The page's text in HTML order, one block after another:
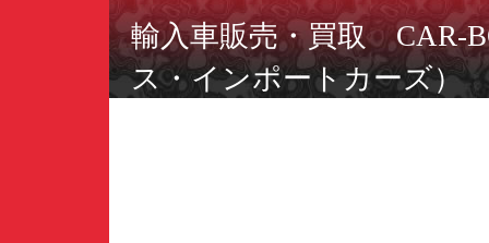
輸入車販売・買取 CAR-
ス・インポートカーズ）